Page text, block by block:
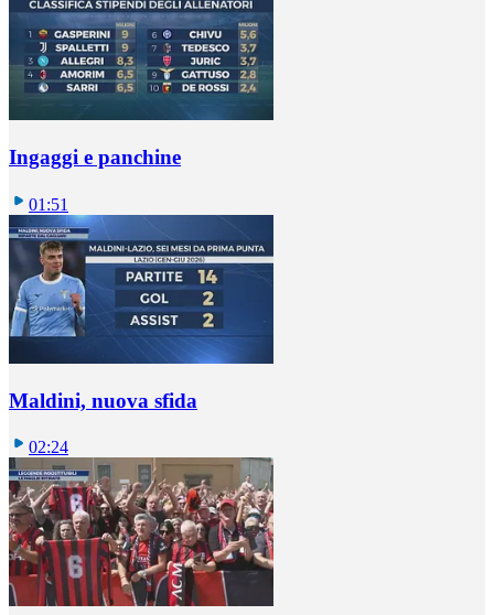
Ingaggi e panchine
01:51
Maldini, nuova sfida
02:24